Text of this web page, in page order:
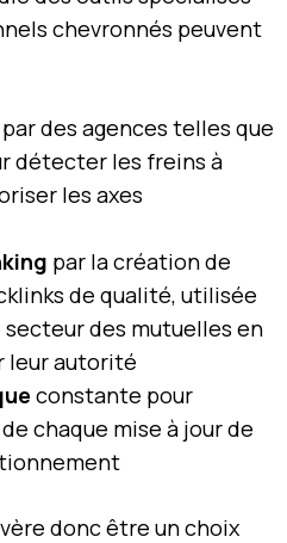
chevronnés peuvent
des agences telles que
détecter les freins à
les axes
par la création de
de qualité, utilisée
des mutuelles en
leur autorité
constante pour
chaque mise à jour de
donc être un choix